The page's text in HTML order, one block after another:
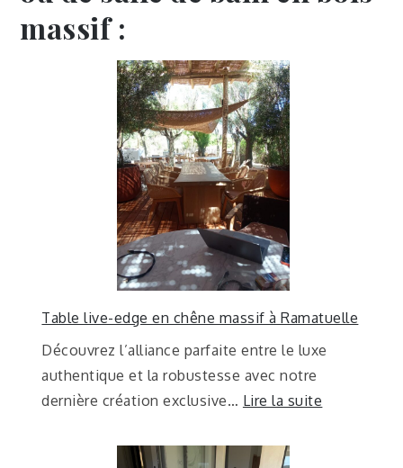
massif :
Table live-edge en chêne massif à Ramatuelle
Découvrez l’alliance parfaite entre le luxe
authentique et la robustesse avec notre
dernière création exclusive… Lire la suite